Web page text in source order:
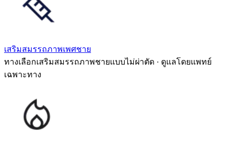
เสริมสมรรถภาพเพศชาย
ทางเลือกเสริมสมรรถภาพชายแบบไม่ผ่าตัด · ดูแลโดยแพทย์
เฉพาะทาง